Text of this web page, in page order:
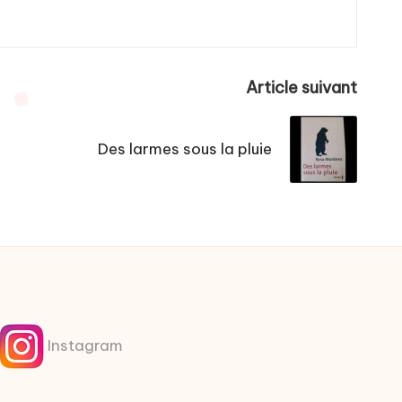
Article suivant
Des larmes sous la pluie
Instagram